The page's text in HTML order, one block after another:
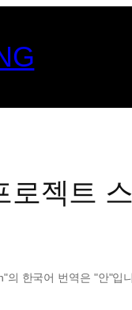
로젝트
의 한국어 번역은 "안"입